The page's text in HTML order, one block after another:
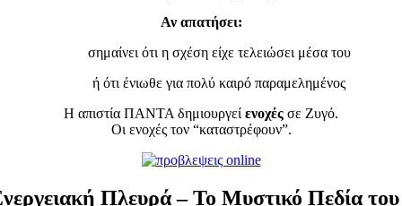
Αν απατήσει:
σημαίνει ότι η σχέση είχε τελειώσει μέσα του
ή ότι ένιωθε για πολύ καιρό παραμελημένος
Η απιστία ΠΑΝΤΑ δημιουργεί ενοχές σε Ζυγό.
Οι ενοχές τον “καταστρέφουν”.
Πλευρά – Το Μυστικό Πεδία